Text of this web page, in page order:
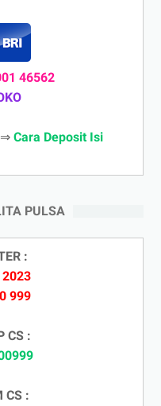
46562
⇒ Cara Deposit Isi
PULSA
:
999
CS :
CS :